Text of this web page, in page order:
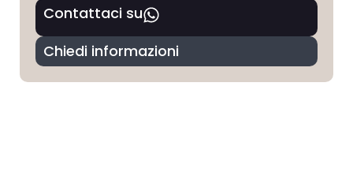
Contattaci su
Chiedi informazioni